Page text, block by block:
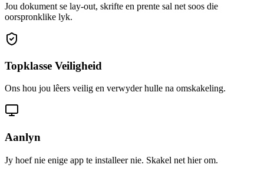
Jou dokument se lay-out, skrifte en prente sal net soos die
oorspronklike lyk.
Topklasse Veiligheid
Ons hou jou lêers veilig en verwyder hulle na omskakeling.
Aanlyn
Jy hoef nie enige app te installeer nie. Skakel net hier om.